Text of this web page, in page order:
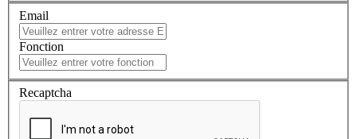
Email
Fonction
Recaptcha